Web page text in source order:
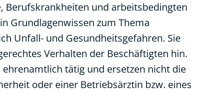
Berufskrankheiten und arbeitsbedingten
Grundlagenwissen zum Thema
Unfall- und Gesundheitsgefahren. Sie
Verhalten der Beschäftigten hin.
tätig und ersetzen nicht die
oder einer Betriebsärztin bzw. eines